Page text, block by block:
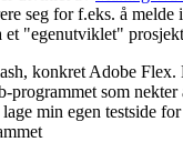
seg for f.eks. å
et "egenutviklet"
konkret Adobe
programmet som
min egen testside